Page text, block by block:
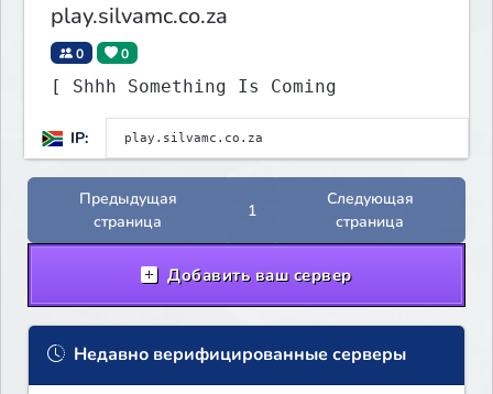
play.silvamc.co.za
0 0
[ Shhh Something Is Coming
IP:
Предыдущая
страница
1
Следующая
страница
Добавить ваш сервер
Недавно верифицированные серверы